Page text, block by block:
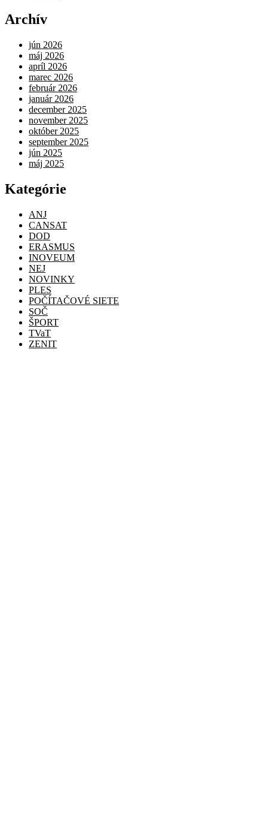
Archív
jún 2026
máj 2026
apríl 2026
marec 2026
február 2026
január 2026
december 2025
november 2025
október 2025
september 2025
jún 2025
máj 2025
Kategórie
ANJ
CANSAT
DOD
ERASMUS
INOVEUM
NEJ
NOVINKY
PLES
POČÍTAČOVÉ SIETE
SOČ
ŠPORT
TVaT
ZENIT